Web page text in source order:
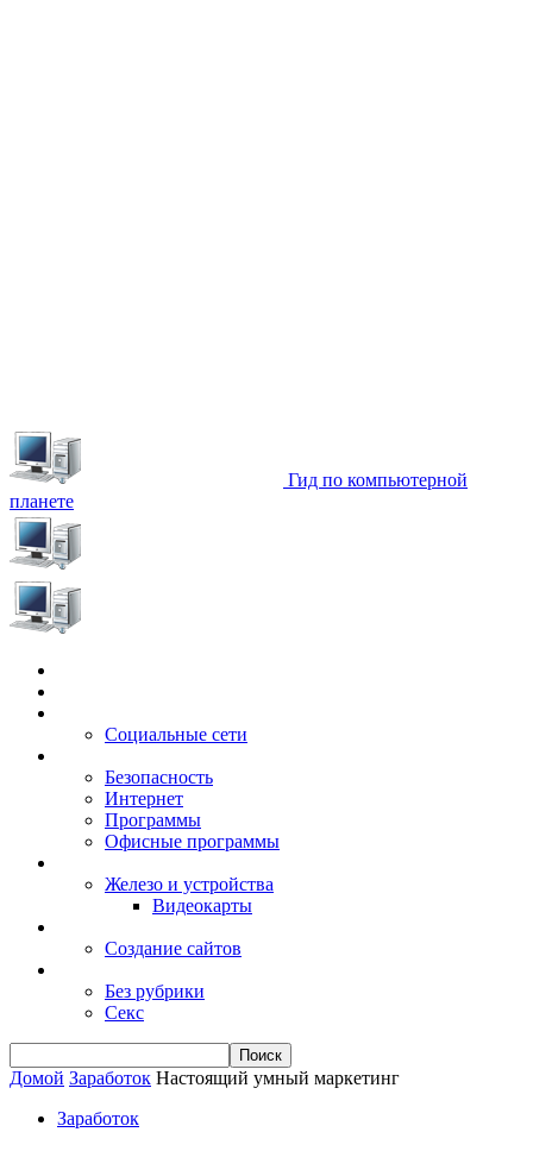
Гид по компьютерной
планете
Социальные сети
Безопасность
Интернет
Программы
Офисные программы
Железо и устройства
Видеокарты
Создание сайтов
Без рубрики
Секс
Домой Заработок Настоящий умный маркетинг
Заработок